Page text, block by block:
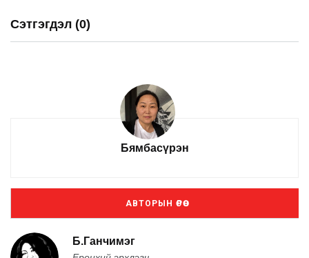
Сэтгэгдэл (0)
Бямбасүрэн
АВТОРЫН ӨРӨӨ
Б.Ганчимэг